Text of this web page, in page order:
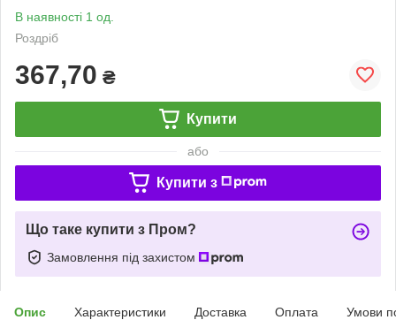
В наявності 1 од.
Роздріб
367,70 ₴
Купити
або
Купити з
Що таке купити з Пром?
Замовлення під захистом
Опис Характеристики Доставка Оплата Умови